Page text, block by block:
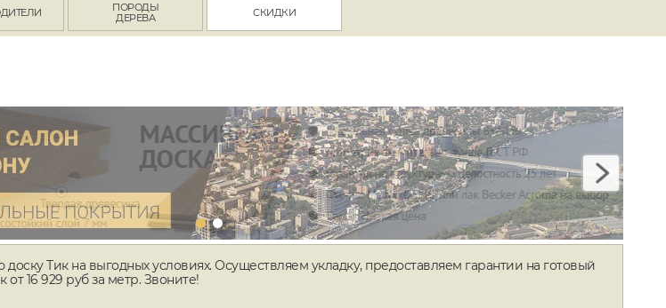
ПОРОДЫ
ДЕРЕВА
СКИДКИ
Тик на выгодных условиях. Осуществляем укладку, предоставляем гарантии на готовый
16 929 руб за метр. Звоните!